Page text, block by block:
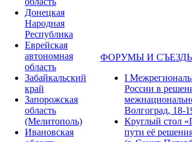
Донецкая
Народная
Республика
Еврейская
автономная
область
Забайкальский
край
Запорожская
область
(Мелитополь)
Ивановская
ФОРУМЫ И
I
России в
Волгоград, 18-
Круглый стол
пути её